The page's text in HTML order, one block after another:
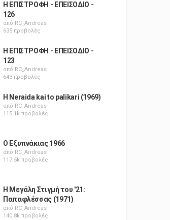
Η ΕΠΙΣΤΡΟΦΗ - ΕΠΕΙΣΟΔΙΟ -
126
από RC_Andreas
635 προβολές
Η ΕΠΙΣΤΡΟΦΗ - ΕΠΕΙΣΟΔΙΟ -
123
από RC_Andreas
643 προβολές
H Neraida kai to palikari (1969)
από RC_Andreas
115.1k προβολές
Ο Εξυπνάκιας 1966
από RC_Andreas
117.5k προβολές
Η Μεγάλη Στιγμή του '21:
Παπαφλέσσας (1971)
από RC_Andreas
140.8k προβολές